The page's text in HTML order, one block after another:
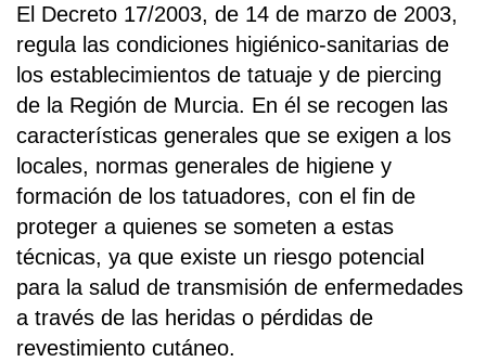
El Decreto 17/2003, de 14 de marzo de 2003,
regula las condiciones higiénico-sanitarias de
los establecimientos de tatuaje y de piercing
de la Región de Murcia. En él se recogen las
características generales que se exigen a los
locales, normas generales de higiene y
formación de los tatuadores, con el fin de
proteger a quienes se someten a estas
técnicas, ya que existe un riesgo potencial
para la salud de transmisión de enfermedades
a través de las heridas o pérdidas de
revestimiento cutáneo.